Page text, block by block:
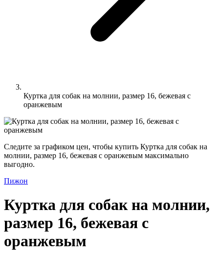
Куртка для собак на молнии, размер 16, бежевая с
оранжевым
Следите за графиком цен, чтобы купить Куртка для собак на
молнии, размер 16, бежевая с оранжевым максимально
выгодно.
Пижон
Куртка для собак на молнии,
размер 16, бежевая с
оранжевым